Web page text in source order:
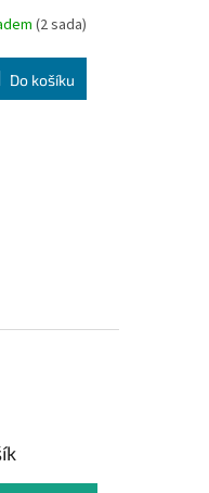
(2 sada)
Do košíku